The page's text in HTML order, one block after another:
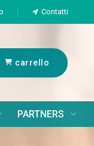
Contatti
carrello
PARTNERS